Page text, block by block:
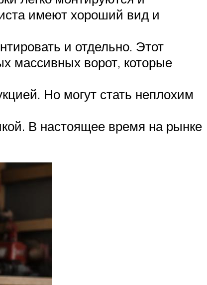
имеют хороший вид и
и отдельно. Этот
массивных ворот, которые
Но могут стать неплохим
В настоящее время на рынке